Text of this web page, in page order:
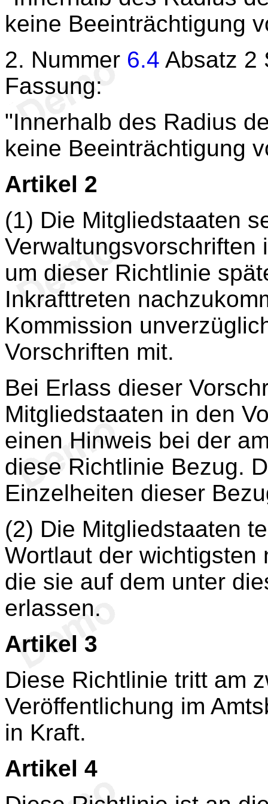
keine Beeinträchtigung
2. Nummer 6.4 Absatz 2
Fassung:
"Innerhalb des Radius
keine Beeinträchtigung
Artikel 2
(1) Die Mitgliedstaaten
Verwaltungsvorschriften
um dieser Richtlinie
Inkrafttreten
Kommission
Vorschriften mit.
Bei Erlass dieser
Mitgliedstaaten in den
einen Hinweis bei der
diese Richtlinie Bezug.
Einzelheiten dieser
(2) Die Mitgliedstaaten
Wortlaut der wichtigsten
die sie auf dem unter
erlassen.
Artikel 3
Diese Richtlinie tritt am
Veröffentlichung im
in Kraft.
Artikel 4